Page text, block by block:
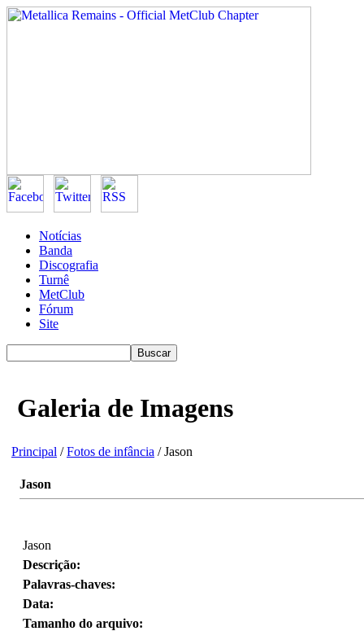
Notícias
Banda
Discografia
Turnê
MetClub
Fórum
Site
Galeria de Imagens
Principal /Fotos de infância / Jason
Jason
Jason
Descrição:
Palavras-chaves:
Data:
Tamanho do arquivo: